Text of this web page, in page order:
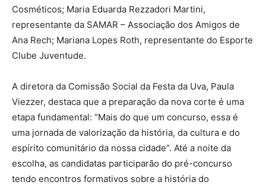
Cosméticos; Maria Eduarda Rezzadori Martini,
representante da SAMAR – Associação dos Amigos de
Ana Rech; Mariana Lopes Roth, representante do Esporte
Clube Juventude.
A diretora da Comissão Social da Festa da Uva, Paula
Viezzer, destaca que a preparação da nova corte é uma
etapa fundamental: “Mais do que um concurso, essa é
uma jornada de valorização da história, da cultura e do
espírito comunitário da nossa cidade”. Até a noite da
escolha, as candidatas participarão do pré-concurso
tendo encontros formativos sobre a história do